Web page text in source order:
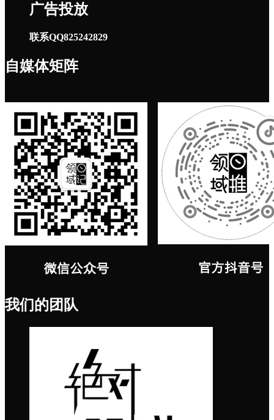
广告投放
联系QQ825242829
自媒体矩阵
我们的团队